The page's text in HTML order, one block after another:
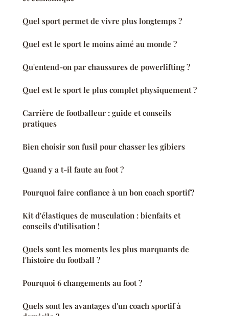
Quel sport permet de vivre plus longtemps ?
Quel est le sport le moins aimé au monde ?
Qu'entend-on par chaussures de powerlifting ?
Quel est le sport le plus complet physiquement ?
Carrière de footballeur : guide et conseils
pratiques
Bien choisir son fusil pour chasser les gibiers
Quand y a t-il faute au foot ?
Pourquoi faire confiance à un bon coach sportif ?
Kit d'élastiques de musculation : bienfaits et
conseils d'utilisation !
Quels sont les moments les plus marquants de
l'histoire du football ?
Pourquoi 6 changements au foot ?
Quels sont les avantages d'un coach sportif à